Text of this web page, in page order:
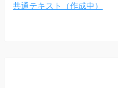
共通テキスト（作成中）